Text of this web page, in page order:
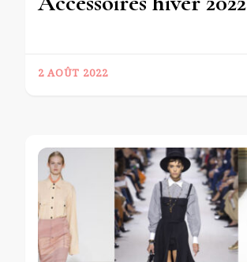
2 AOÛT 2022